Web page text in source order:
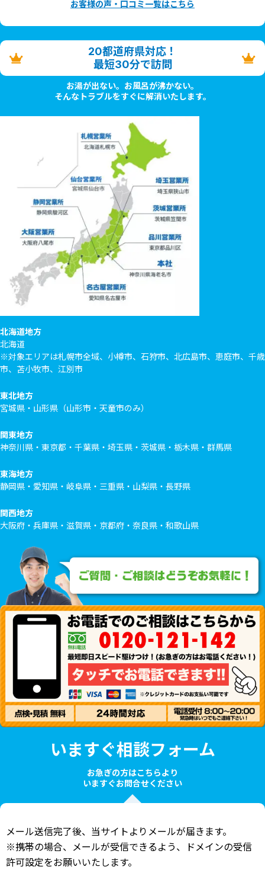
お客様の声・口コミ一覧はこちら
20都道府県対応！
最短30分で訪問
お湯が出ない。お風呂が沸かない。
そんなトラブルをすぐに解消いたします。
北海道地方
北海道
※対象エリアは札幌市全域、小樽市、石狩市、北広島市、恵庭市、千歳
市、苫小牧市、江別市
東北地方
宮城県・山形県（山形市・天童市のみ）
関東地方
神奈川県・東京都・千葉県・埼玉県・茨城県・栃木県・群馬県
東海地方
静岡県・愛知県・岐阜県・三重県・山梨県・長野県
関西地方
大阪府・兵庫県・滋賀県・京都府・奈良県・和歌山県
いますぐ相談フォーム
お急ぎの方はこちらより
いますぐお問合せください
メール送信完了後、当サイトよりメールが届きます。
※携帯の場合、メールが受信できるよう、ドメインの受信
許可設定をお願いいたします。